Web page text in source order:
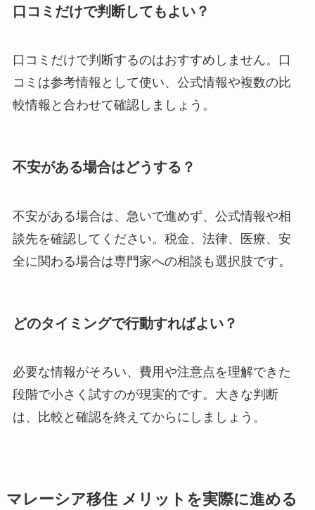
口コミだけで判断してもよい？
口コミだけで判断するのはおすすめしません。口
コミは参考情報として使い、公式情報や複数の比
較情報と合わせて確認しましょう。
不安がある場合はどうする？
不安がある場合は、急いで進めず、公式情報や相
談先を確認してください。税金、法律、医療、安
全に関わる場合は専門家への相談も選択肢です。
どのタイミングで行動すればよい？
必要な情報がそろい、費用や注意点を理解できた
段階で小さく試すのが現実的です。大きな判断
は、比較と確認を終えてからにしましょう。
マレーシア移住 メリットを実際に進める